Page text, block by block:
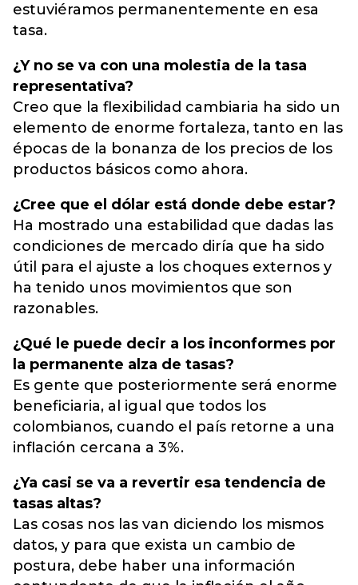
estuviéramos permanentemente en esa
tasa.
¿Y no se va con una molestia de la tasa
representativa?
Creo que la flexibilidad cambiaria ha sido un
elemento de enorme fortaleza, tanto en las
épocas de la bonanza de los precios de los
productos básicos como ahora.
¿Cree que el dólar está donde debe estar?
Ha mostrado una estabilidad que dadas las
condiciones de mercado diría que ha sido
útil para el ajuste a los choques externos y
ha tenido unos movimientos que son
razonables.
¿Qué le puede decir a los inconformes por
la permanente alza de tasas?
Es gente que posteriormente será enorme
beneficiaria, al igual que todos los
colombianos, cuando el país retorne a una
inflación cercana a 3%.
¿Ya casi se va a revertir esa tendencia de
tasas altas?
Las cosas nos las van diciendo los mismos
datos, y para que exista un cambio de
postura, debe haber una información